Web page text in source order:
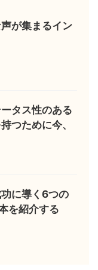
が集まるイン
タス性のある
つために今、
に導く6つの
を紹介する